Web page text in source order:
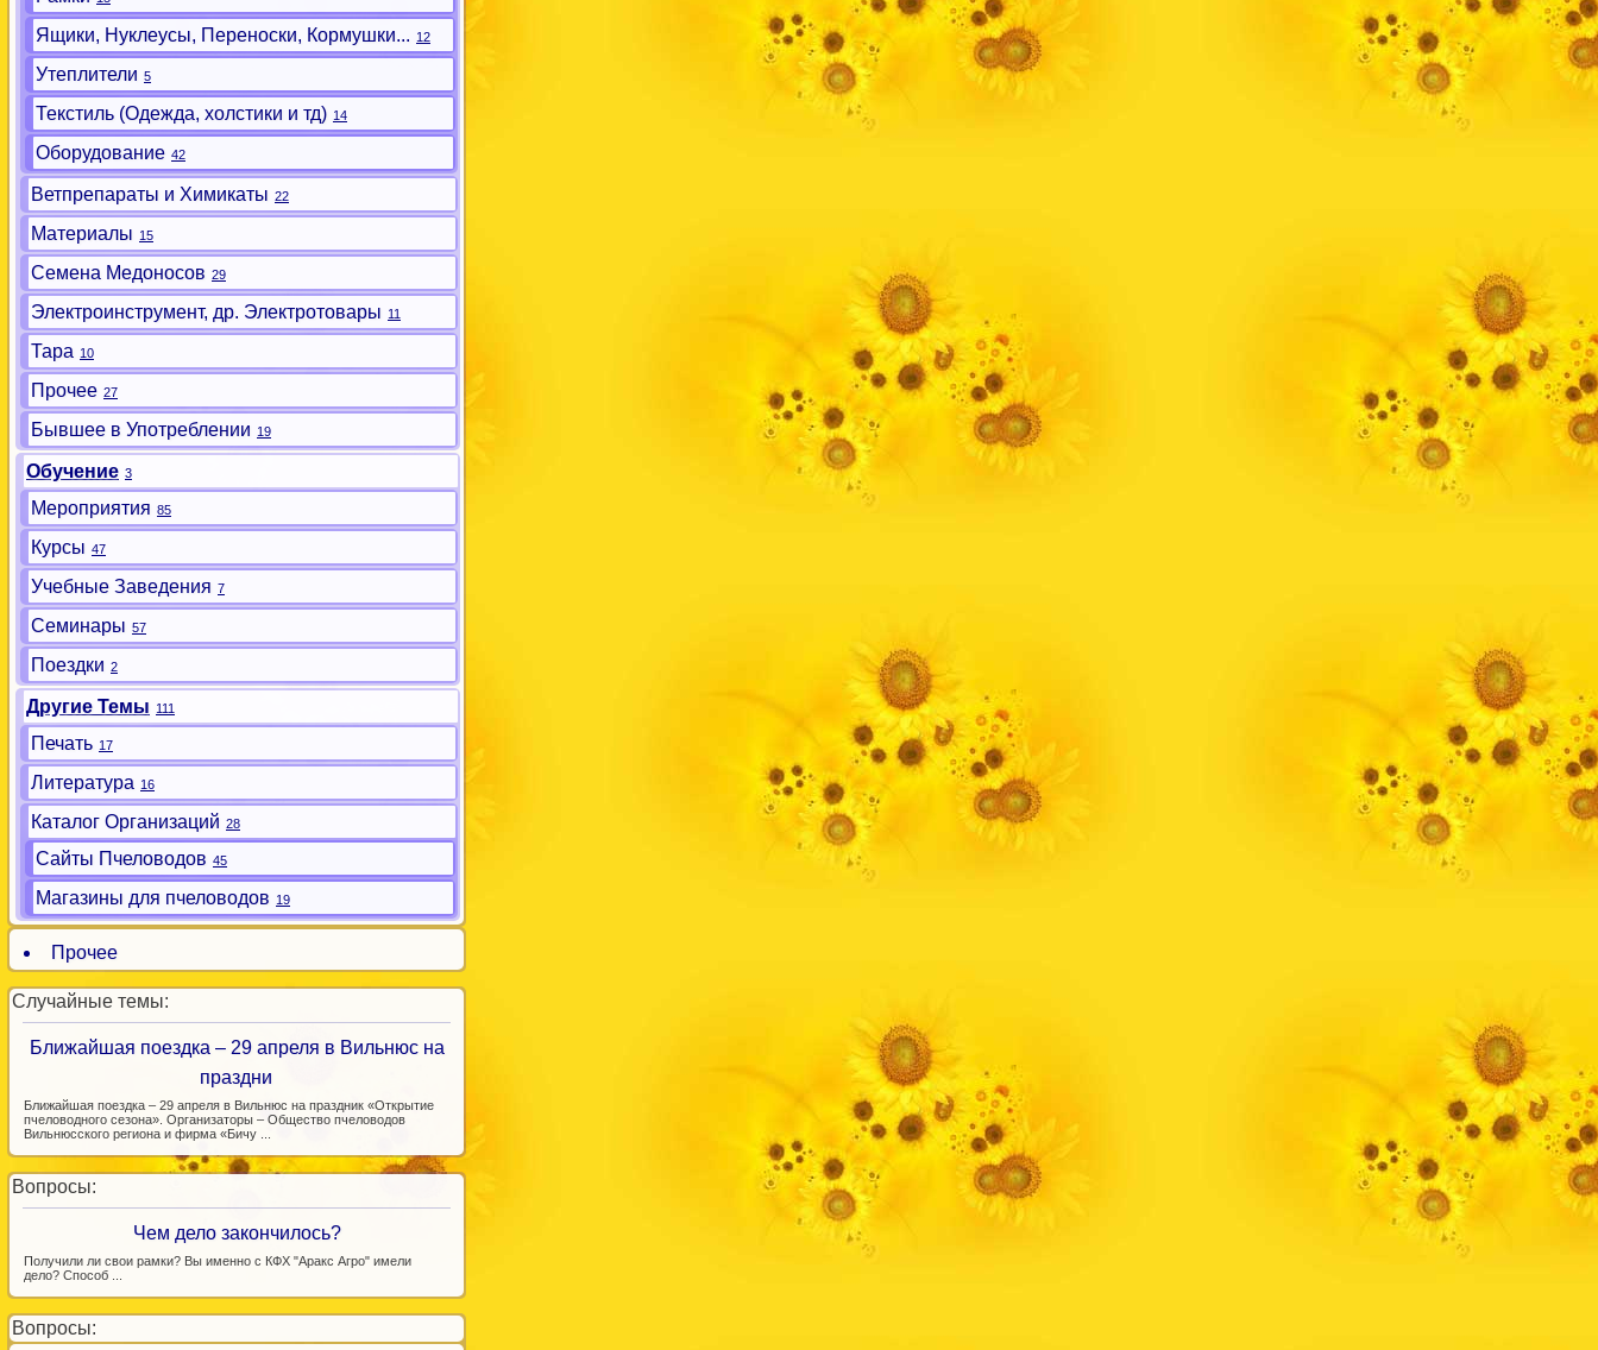
Ящики, Нуклеусы, Переноски, Кормушки... 12
Утеплители 5
Текстиль (Одежда, холстики и тд) 14
Оборудование 42
Ветпрепараты и Химикаты 22
Материалы 15
Семена Медоносов 29
Электроинструмент, др. Электротовары 11
Тара 10
Прочее 27
Бывшее в Употреблении 19
Обучение 3
Мероприятия 85
Курсы 47
Учебные Заведения 7
Семинары 57
Поездки 2
Другие Темы 111
Печать 17
Литература 16
Каталог Организаций 28
Сайты Пчеловодов 45
Магазины для пчеловодов 19
Прочее
Случайные темы:
Ближайшая поездка – 29 апреля в Вильнюс на
праздни
Ближайшая поездка – 29 апреля в Вильнюс на праздник «Открытие
пчеловодного сезона». Организаторы – Общество пчеловодов
Вильнюсского региона и фирма «Бичу ...
Вопросы:
Чем дело закончилось?
Получили ли свои рамки? Вы именно с КФХ "Аракс Агро" имели
дело? Способ ...
Вопросы: